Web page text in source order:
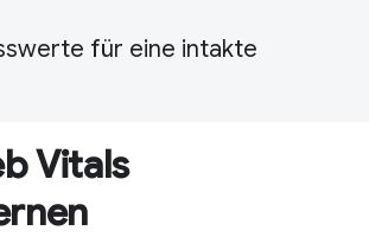
für eine intakte
Vitals